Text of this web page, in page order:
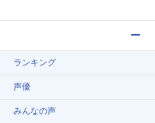
ランキング
声優
みんなの声